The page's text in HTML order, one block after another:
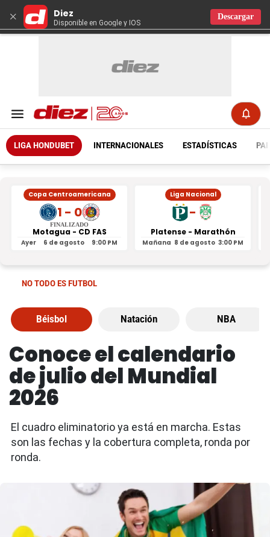
× Diez
Disponible en Google y IOS
Descargar
LIGA HONDUBET INTERNACIONALES ESTADÍSTICAS
Copa Centroamericana
1 - 0
FINALIZADO
Motagua - CD FAS
Ayer 6 de agosto 9:00 PM
Liga Nacional
-
Platense - Marathón
Mañana 8 de agosto 3:00 PM
NO TODO ES FUTBOL
Béisbol Natación NBA
Conoce el calendario
de julio del Mundial
2026
El cuadro eliminatorio ya está en marcha. Estas
son las fechas y la cobertura completa, ronda por
ronda.